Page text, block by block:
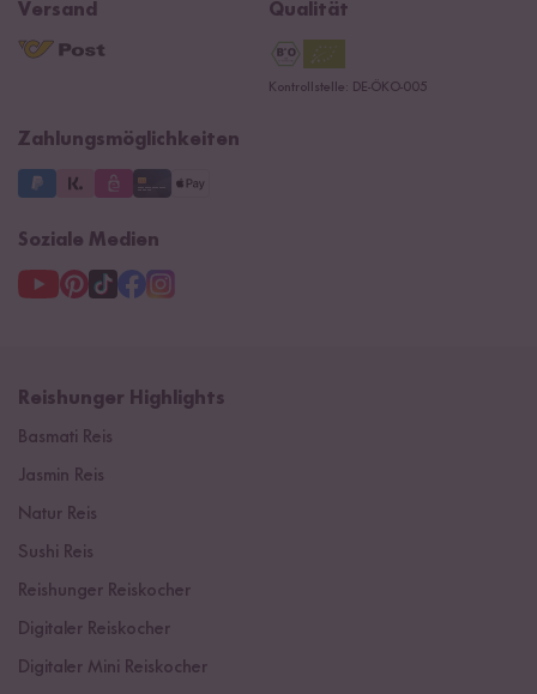
Kontaktformular
Navacopah
Reishunger Gutscheine
Versand Qualität
Kontrollstelle: DE-ÖKO-005
Zahlungsmöglichkeiten
Soziale Medien
Reishunger Highlights
Basmati Reis
Jasmin Reis
Natur Reis
Sushi Reis
Reishunger Reiskocher
Digitaler Reiskocher
Digitaler Mini Reiskocher